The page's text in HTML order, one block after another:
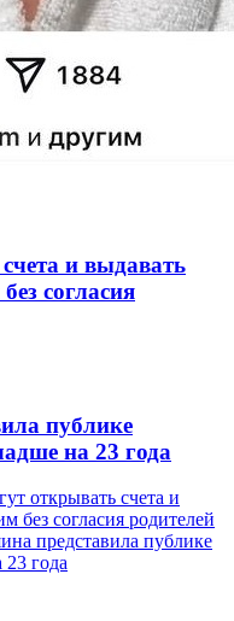
и выдавать
согласия
публике
на 23 года
открывать счета и
без согласия родителей
представила публике
года